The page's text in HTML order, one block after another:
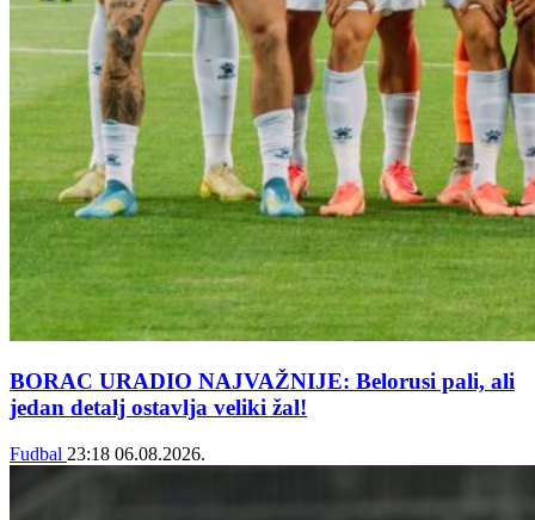
BORAC URADIO NAJVAŽNIJE: Belorusi pali, ali
jedan detalj ostavlja veliki žal!
Fudbal 23:18 06.08.2026.